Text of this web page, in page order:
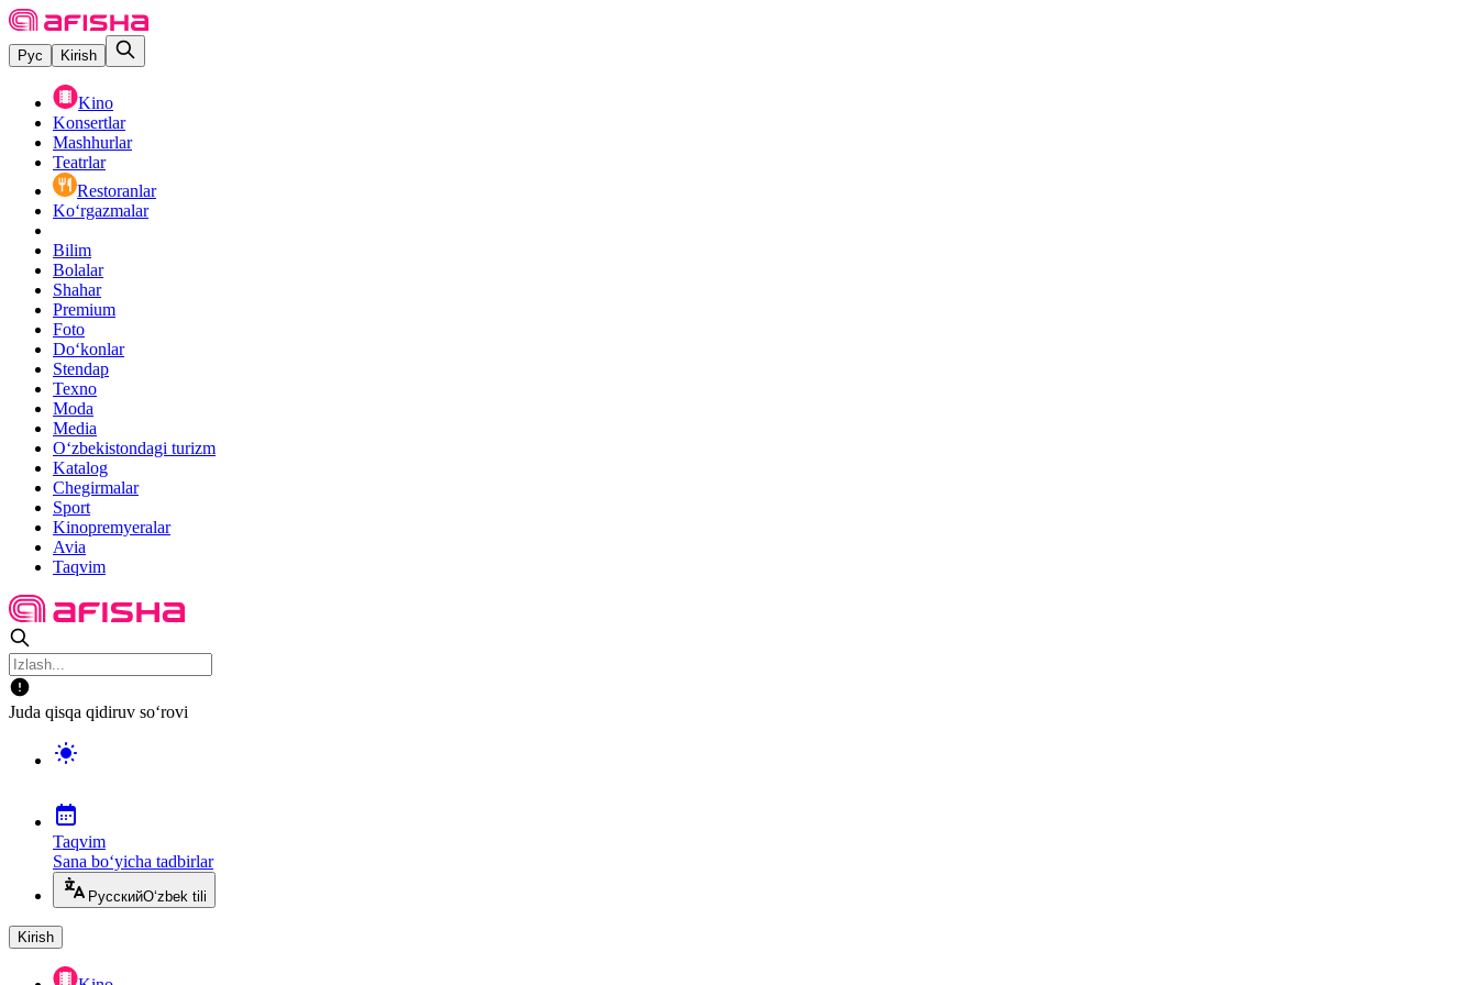
Рус Kirish
Kino
Konsertlar
Mashhurlar
Teatrlar
Restoranlar
Ko‘rgazmalar
Bilim
Bolalar
Shahar
Premium
Foto
Do‘konlar
Stendap
Texno
Moda
Media
O‘zbekistondagi turizm
Katalog
Chegirmalar
Sport
Kinopremyeralar
Avia
Taqvim
Juda qisqa qidiruv so‘rovi
Taqvim
Sana bo‘yicha tadbirlar
РусскийO‘zbek tili
Kirish